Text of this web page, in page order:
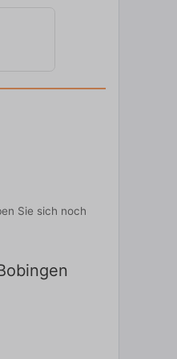
Sie sich noch